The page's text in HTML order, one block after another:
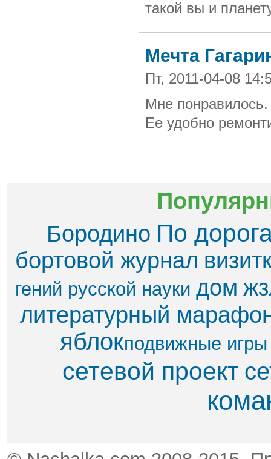
такой вы и
Мечта
Пт, 2011-04-08
Мне
Ее удобно
Бородино По
бортовой журнал
гений русской науки дом
литературный
яблок​подвижные игры
сетевой проект